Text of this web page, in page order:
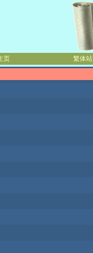
页 繁体站